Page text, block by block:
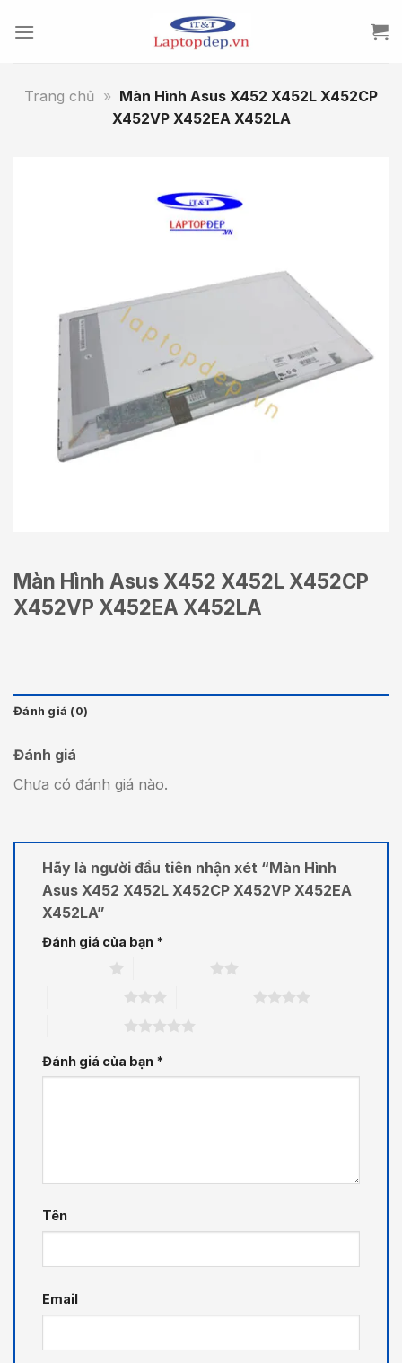
Trang chủ » Màn Hình Asus X452 X452L X452CP
X452VP X452EA X452LA
Màn Hình Asus X452 X452L X452CP
X452VP X452EA X452LA
Đánh giá (0)
Đánh giá
Chưa có đánh giá nào.
Hãy là người đầu tiên nhận xét “Màn Hình
Asus X452 X452L X452CP X452VP X452EA
X452LA”
Đánh giá của bạn *
Đánh giá của bạn *
Tên
Email